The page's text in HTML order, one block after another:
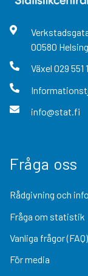
00580
Växel 029 551
info@stat.fi
Fråga oss
Rådgivning och
Fråga om statistik
Vanliga frågor (FAQ)
För media